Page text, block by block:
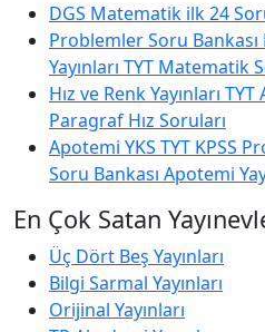
DGS Matematik ilk 24
Problemler Soru
Yayınları TYT Matematik
Hız ve Renk Yayınları TYT
Paragraf Hız Soruları
Apotemi YKS TYT KPSS
Soru Bankası Apotemi
En Çok Satan
Üç Dört Beş Yayınları
Bilgi Sarmal Yayınları
Orijinal Yayınları